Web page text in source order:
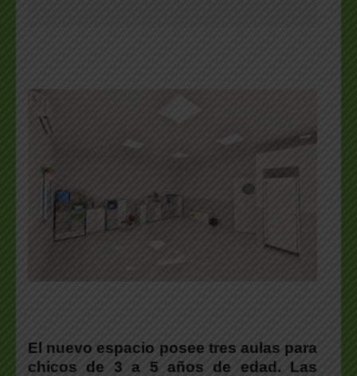
El nuevo espacio posee tres aulas para
chicos de 3 a 5 años de edad. Las